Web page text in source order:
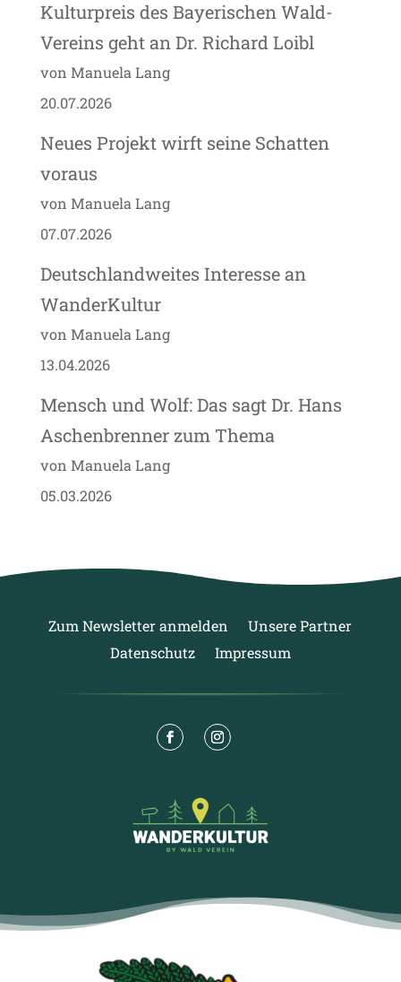
Kulturpreis des Bayerischen Wald-
Vereins geht an Dr. Richard Loibl
von Manuela Lang
20.07.2026
Neues Projekt wirft seine Schatten
voraus
von Manuela Lang
07.07.2026
Deutschlandweites Interesse an
WanderKultur
von Manuela Lang
13.04.2026
Mensch und Wolf: Das sagt Dr. Hans
Aschenbrenner zum Thema
von Manuela Lang
05.03.2026
Zum Newsletter anmelden
Unsere Partner
Datenschutz
Impressum